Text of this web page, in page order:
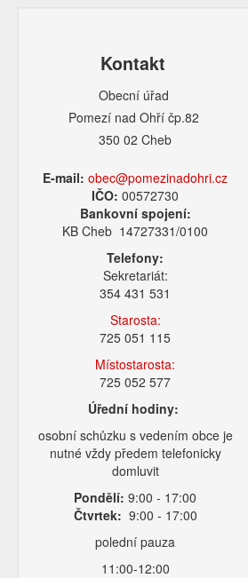
Kontakt
Obecní úřad
Pomezí nad Ohří čp.82
350 02 Cheb
E-mail: obec@pomezinadohri.cz
IČO:00572730
Bankovní spojení:
KB Cheb 14727331/0100
Telefony:
Sekretariát:
354 431 531
Starosta:
725 051 115
Místostarosta:
725 052 577
Úřední hodiny:
osobní schůzku s vedením obce je
nutné vždy předem telefonicky
domluvit
Pondělí: 9:00 - 17:00
Čtvrtek: 9:00 - 17:00
polední pauza
11:00-12:00